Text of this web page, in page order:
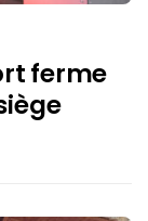
ferme